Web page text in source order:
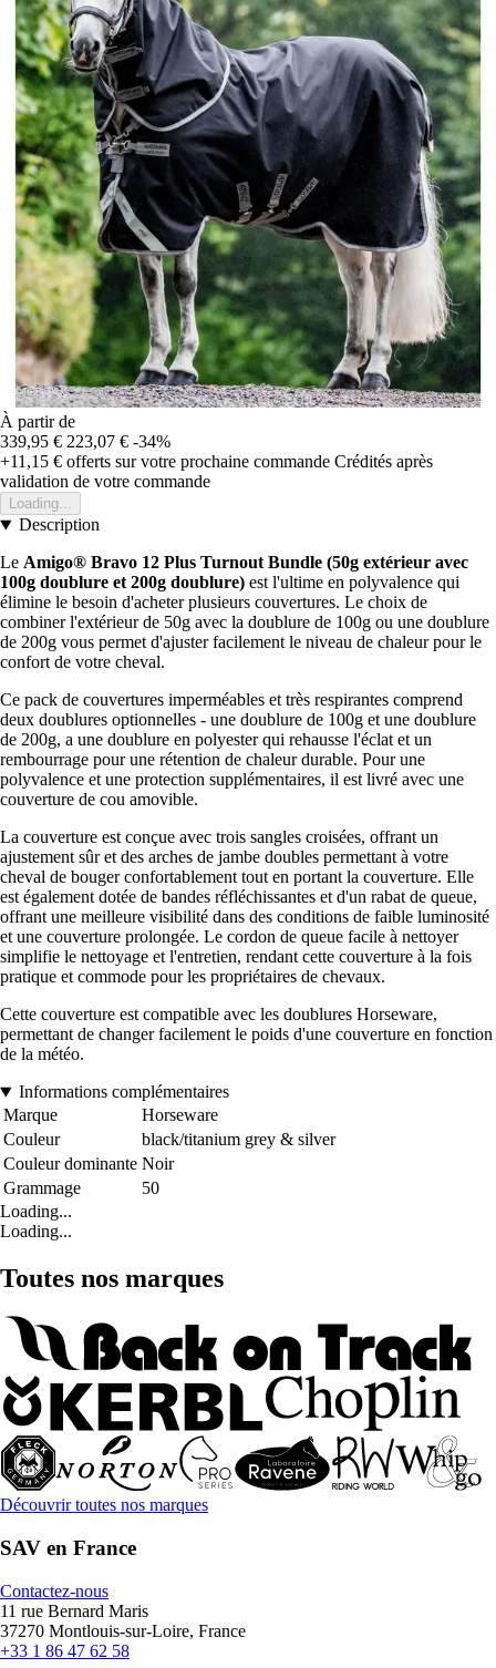
À partir de
339,95 € 223,07 € -34%
+11,15 € offerts sur votre prochaine commande Crédités après
validation de votre commande
Loading...
Description
Le Amigo® Bravo 12 Plus Turnout Bundle (50g extérieur avec
100g doublure et 200g doublure) est l'ultime en polyvalence qui
élimine le besoin d'acheter plusieurs couvertures. Le choix de
combiner l'extérieur de 50g avec la doublure de 100g ou une doublure
de 200g vous permet d'ajuster facilement le niveau de chaleur pour le
confort de votre cheval.
Ce pack de couvertures imperméables et très respirantes comprend
deux doublures optionnelles - une doublure de 100g et une doublure
de 200g, a une doublure en polyester qui rehausse l'éclat et un
rembourrage pour une rétention de chaleur durable. Pour une
polyvalence et une protection supplémentaires, il est livré avec une
couverture de cou amovible.
La couverture est conçue avec trois sangles croisées, offrant un
ajustement sûr et des arches de jambe doubles permettant à votre
cheval de bouger confortablement tout en portant la couverture. Elle
est également dotée de bandes réfléchissantes et d'un rabat de queue,
offrant une meilleure visibilité dans des conditions de faible luminosité
et une couverture prolongée. Le cordon de queue facile à nettoyer
simplifie le nettoyage et l'entretien, rendant cette couverture à la fois
pratique et commode pour les propriétaires de chevaux.
Cette couverture est compatible avec les doublures Horseware,
permettant de changer facilement le poids d'une couverture en fonction
de la météo.
Informations complémentaires
Marque
Horseware
Couleur
black/titanium grey & silver
Couleur dominante Noir
Grammage
50
Loading...
Loading...
Toutes nos marques
Découvrir toutes nos marques
SAV en France
Contactez-nous
11 rue Bernard Maris
37270 Montlouis-sur-Loire, France
+33 1 86 47 62 58